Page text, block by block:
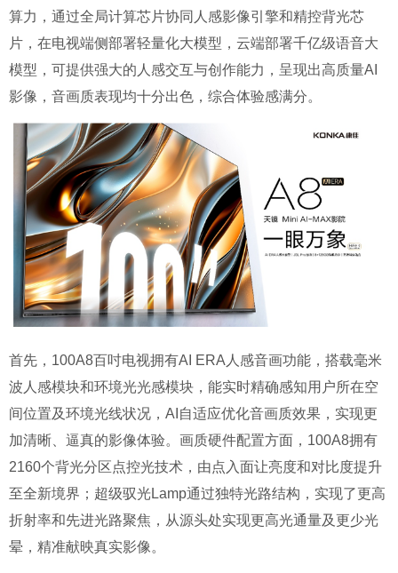
算力，通过全局计算芯片协同人感影像引擎和精控背光芯
片，在电视端侧部署轻量化大模型，云端部署千亿级语音大
模型，可提供强大的人感交互与创作能力，呈现出高质量AI
影像，音画质表现均十分出色，综合体验感满分。
首先，100A8百吋电视拥有AI ERA人感音画功能，搭载毫米
波人感模块和环境光光感模块，能实时精确感知用户所在空
间位置及环境光线状况，AI自适应优化音画质效果，实现更
加清晰、逼真的影像体验。画质硬件配置方面，100A8拥有
2160个背光分区点控光技术，由点入面让亮度和对比度提升
至全新境界；超级驭光Lamp通过独特光路结构，实现了更高
折射率和先进光路聚焦，从源头处实现更高光通量及更少光
晕，精准献映真实影像。